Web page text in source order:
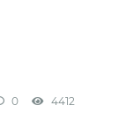
0 4412